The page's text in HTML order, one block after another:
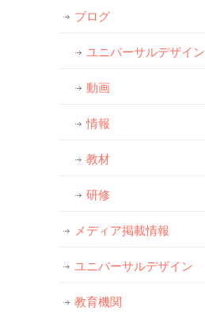
ブログ
ユニバーサルデザイン
動画
情報
教材
研修
メディア掲載情報
ユニバーサルデザイン
教育機関